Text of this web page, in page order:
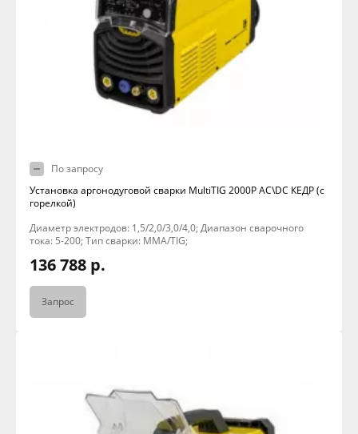
По запросу
Установка аргонодуговой сварки MultiTIG 2000P AC\DC КЕДР (с
горелкой)
Диаметр электродов: 1,5/2,0/3,0/4,0; Диапазон сварочного
тока: 5-200; Тип сварки: MMA/TIG;
136 788 р.
Запрос